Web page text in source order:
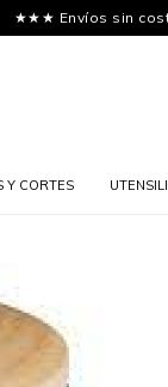
★★★ Envíos sin
Y CORTES